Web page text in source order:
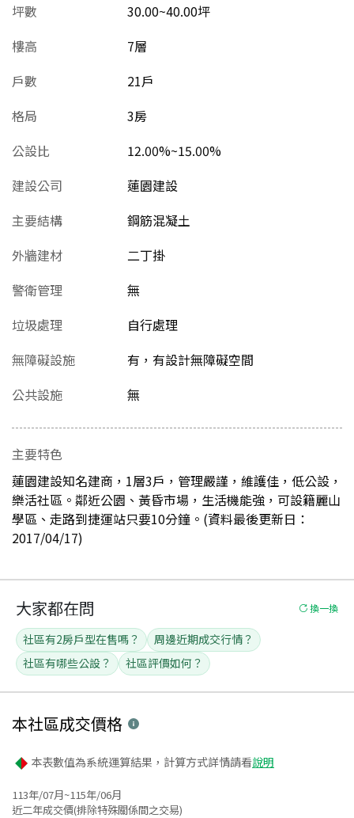
坪數
30.00~40.00坪
樓高
7層
戶數
21戶
格局
3房
公設比
12.00%~15.00%
建設公司
蓮園建設
主要結構
鋼筋混凝土
外牆建材
二丁掛
警衛管理
無
垃圾處理
自行處理
無障礙設施
有，有設計無障礙空間
公共設施
無
主要特色
蓮園建設知名建商，1層3戶，管理嚴謹，維護佳，低公設，
樂活社區。鄰近公園、黃昏市場，生活機能強，可設籍麗山
學區、走路到捷運站只要10分鐘。(資料最後更新日：
2017/04/17)
大家都在問 換一換
社區有2房戶型在售嗎？
周邊近期成交行情？
社區有哪些公設？
社區評價如何？
本社區成交價格
本表數值為系統運算結果，計算方式詳情請看說明
113年/07月~115年/06月
近二年成交價(排除特殊關係間之交易)